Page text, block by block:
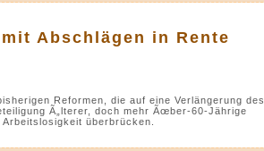
Abschlägen in Rente
Reformen, die auf eine Verlängerung des
Ã„lterer, doch mehr Ãœber-60-Jährige
überbrücken.